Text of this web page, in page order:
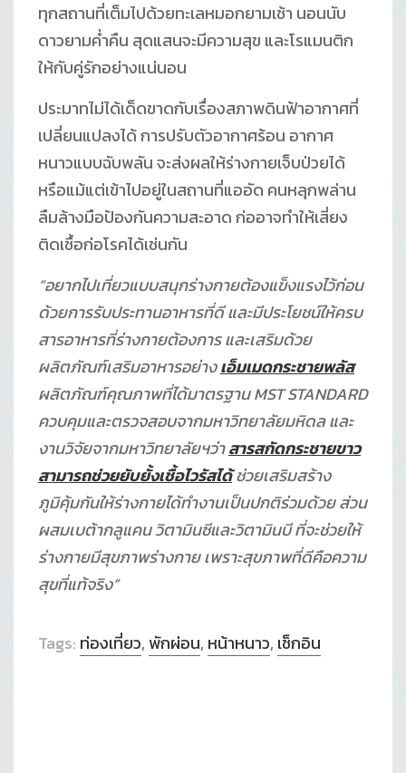
ทุกสถานที่เต็มไปด้วยทะเลหมอกยามเช้า นอนนับ
ดาวยามค่ำคืน สุดแสนจะมีความสุข และโรแมนติก
ให้กับคู่รักอย่างแน่นอน
ประมาทไม่ได้เด็ดขาดกับเรื่องสภาพดินฟ้าอากาศที่
เปลี่ยนแปลงได้ การปรับตัวอากาศร้อน อากาศ
หนาวแบบฉับพลัน จะส่งผลให้ร่างกายเจ็บป่วยได้
หรือแม้แต่เข้าไปอยู่ในสถานที่แออัด คนหลุกพล่าน
ลืมล้างมือป้องกันความสะอาด ก่ออาจทำให้เสี่ยง
ติดเชื้อก่อโรคได้เช่นกัน
“อยากไปเที่ยวแบบสนุกร่างกายต้องแข็งแรงไว้ก่อน
ด้วยการรับประทานอาหารที่ดี และมีประโยชน์ให้ครบ
สารอาหารที่ร่างกายต้องการ และเสริมด้วย
ผลิตภัณฑ์เสริมอาหารอย่างเอ็มเมดกระชายพลัส
ผลิตภัณฑ์คุณภาพที่ได้มาตรฐาน MST STANDARD
ควบคุมและตรวจสอบจากมหาวิทยาลัยมหิดล และ
งานวิจัยจากมหาวิทยาลัยฯว่าสารสกัดกระชายขาว
สามารถช่วยยับยั้งเชื้อไวรัสได้ช่วยเสริมสร้าง
ภูมิคุ้มกันให้ร่างกายได้ทำงานเป็นปกติร่วมด้วย ส่วน
ผสมเบต้ากลูแคน วิตามินซีและวิตามินบี ที่จะช่วยให้
ร่างกายมีสุขภาพร่างกาย เพราะสุขภาพที่ดีคือความ
สุขที่แท้จริง”
Tags: ท่องเที่ยว, พักผ่อน, หน้าหนาว, เช็กอิน